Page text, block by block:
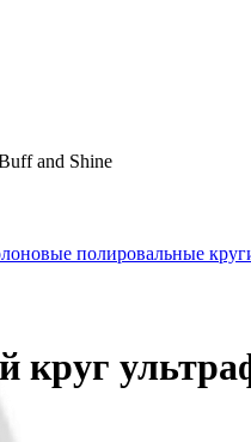
and Shine
полировальные
круг